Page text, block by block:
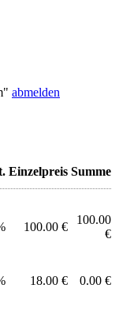
abmelden
Einzelpreis Summe
100.00 €
100.00
€
18.00 € 0.00 €